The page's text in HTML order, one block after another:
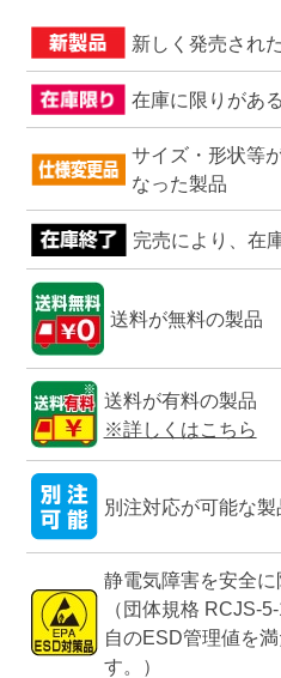
新しく発売され
在庫に限りがあ
サイズ・形状等
なった製品
完売により、在
送料が無料の製品
送料が有料の製品
※詳しくはこちら
別注対応が可能な製
静電気障害を安全
（団体規格 RCJS-
自のESD管理値を
す。）